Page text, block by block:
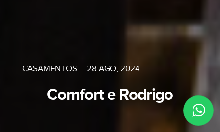
CASAMENTOS| 28 AGO, 2024
Comfort e Rodrigo